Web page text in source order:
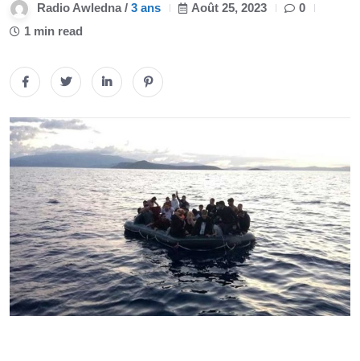
Radio Awledna / 3 ans Août 25, 2023
0
1 min read